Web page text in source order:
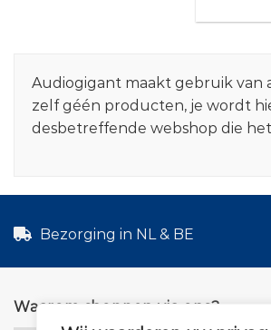
Audiogigant maakt gebruik van
zelf géén producten, je wordt
desbetreffende webshop die
Bezorging in NL & BE
Waarom shoppen via ons?